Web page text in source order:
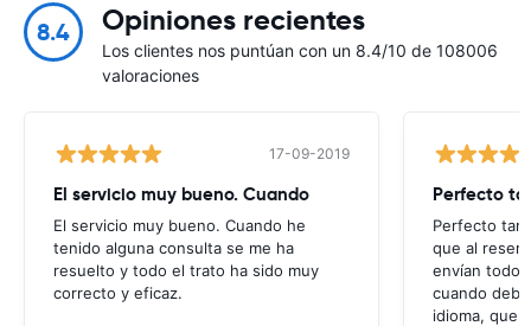
8.4 Opiniones recientes
Los clientes nos puntúan con un 8.4/10 de 108006
valoraciones
17-09-2019
El servicio muy bueno. Cuando
El servicio muy bueno. Cuando he
tenido alguna consulta se me ha
resuelto y todo el trato ha sido muy
correcto y eficaz.
Perfecto
Perfecto
que al
envían
cuando
idioma, que